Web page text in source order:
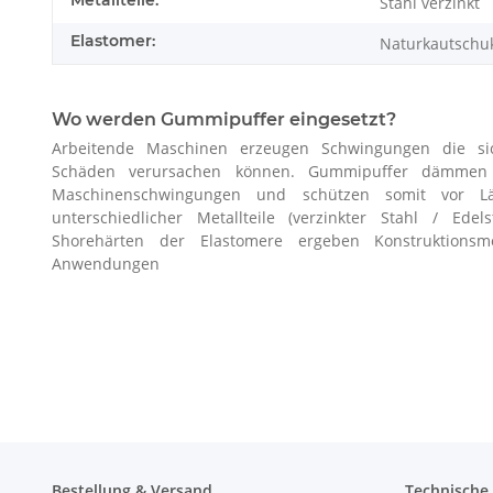
Elastomer:
Wo werden Gummipuffer eingesetzt?
Arbeitende Maschinen erzeugen Schwingungen die
Schäden verursachen können. Gummipuffer
Maschinenschwingungen und schützen somit vor
unterschiedlicher Metallteile (verzinkter Stahl /
Shorehärten der Elastomere ergeben
Anwendungen